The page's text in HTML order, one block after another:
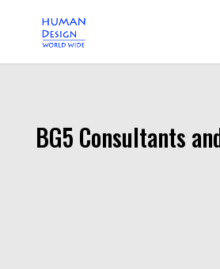
BG5 Consultants